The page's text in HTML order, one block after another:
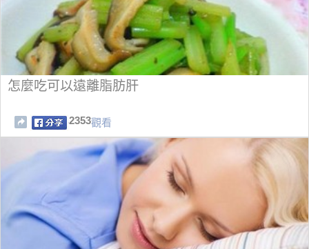
怎麼吃可以遠離脂肪肝
2353觀看